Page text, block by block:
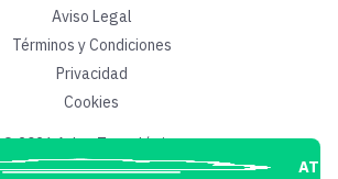
Aviso Legal
Términos y Condiciones
Privacidad
Cookies
© 2026 Atlas Tecnológico